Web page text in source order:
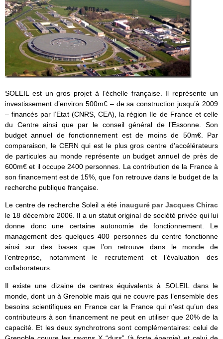
SOLEIL est un gros projet à l’échelle française. Il représente un
investissement d’environ 500m€ – de sa construction jusqu’à 2009
– financés par l’Etat (CNRS, CEA), la région Ile de France et celle
du Centre ainsi que par le conseil général de l’Essonne. Son
budget annuel de fonctionnement est de moins de 50m€. Par
comparaison, le CERN qui est le plus gros centre d’accélérateurs
de particules au monde représente un budget annuel de près de
600m€ et il occupe 2400 personnes. La contribution de la France à
son financement est de 15%, que l’on retrouve dans le budget de la
recherche publique française.
Le centre de recherche Soleil a été inauguré par Jacques Chirac
le 18 décembre 2006. Il a un statut original de société privée qui lui
donne donc une certaine autonomie de fonctionnement. Le
management des quelques 400 personnes du centre fonctionne
ainsi sur des bases que l’on retrouve dans le monde de
l’entreprise, notamment le recrutement et l’évaluation des
collaborateurs.
Il existe une dizaine de centres équivalents à SOLEIL dans le
monde, dont un à Grenoble mais qui ne couvre pas l’ensemble des
besoins scientifiques en France car la France qui n’est qu’un des
contributeurs à son financement ne peut en utiliser que 20% de la
capacité. Et les deux synchrotrons sont complémentaires: celui de